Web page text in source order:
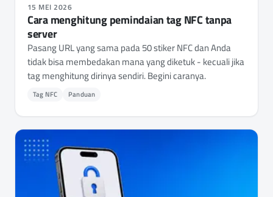
15 MEI 2026
Cara menghitung pemindaian tag NFC tanpa
server
Pasang URL yang sama pada 50 stiker NFC dan Anda
tidak bisa membedakan mana yang diketuk - kecuali jika
tag menghitung dirinya sendiri. Begini caranya.
Tag NFC Panduan